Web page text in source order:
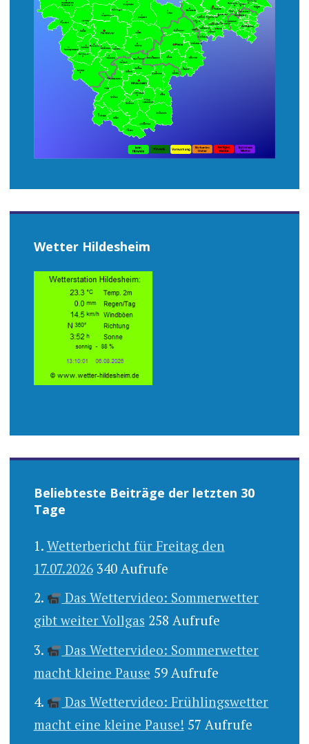
Wetter Hildesheim
Beliebteste Beiträge der letzten 30
Tage
Wetterbericht für Freitag den
17.07.2026 340 Aufrufe
Das Wettervideo: Sommerwetter
gibt weiter Vollgas 258 Aufrufe
Das Wettervideo: Sommerwetter
macht kleine Pause 59 Aufrufe
Das Wettervideo: Frühlingswetter
macht eine kleine Pause! 57 Aufrufe